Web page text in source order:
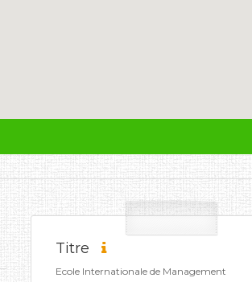
Titre
Ecole Internationale de Management